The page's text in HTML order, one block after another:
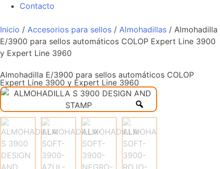
Contacto
Inicio / Accesorios para sellos / Almohadillas / Almohadilla
E/3900 para sellos automáticos COLOP Expert Line 3900
y Expert Line 3960
Almohadilla E/3900 para sellos automáticos COLOP
Expert Line 3900 y Expert Line 3960